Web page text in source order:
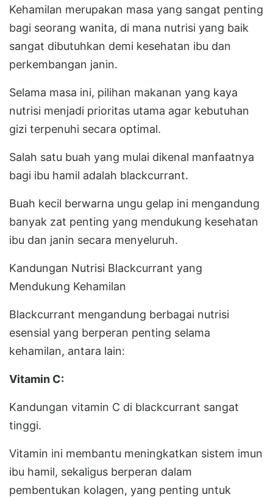
Kehamilan merupakan masa yang sangat penting
bagi seorang wanita, di mana nutrisi yang baik
sangat dibutuhkan demi kesehatan ibu dan
perkembangan janin.
Selama masa ini, pilihan makanan yang kaya
nutrisi menjadi prioritas utama agar kebutuhan
gizi terpenuhi secara optimal.
Salah satu buah yang mulai dikenal manfaatnya
bagi ibu hamil adalah blackcurrant.
Buah kecil berwarna ungu gelap ini mengandung
banyak zat penting yang mendukung kesehatan
ibu dan janin secara menyeluruh.
Kandungan Nutrisi Blackcurrant yang
Mendukung Kehamilan
Blackcurrant mengandung berbagai nutrisi
esensial yang berperan penting selama
kehamilan, antara lain:
Vitamin C:
Kandungan vitamin C di blackcurrant sangat
tinggi.
Vitamin ini membantu meningkatkan sistem imun
ibu hamil, sekaligus berperan dalam
pembentukan kolagen, yang penting untuk